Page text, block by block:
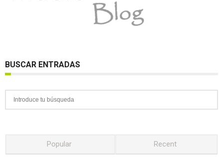
BUSCAR ENTRADAS
Popular Recent